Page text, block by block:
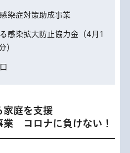
染症対策助成事業
感染拡大防止協力金（4月1
）
家庭を支援
業 コロナに負けない！